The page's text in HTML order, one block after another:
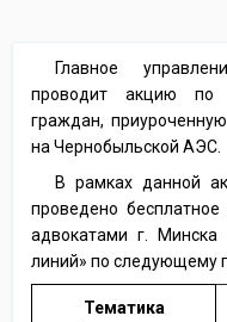
Главное
проводит акцию по
граждан,
на Чернобыльской АЭС.
В рамках данной
проведено бесплатное
адвокатами г.
линий» по следующему
Тематика